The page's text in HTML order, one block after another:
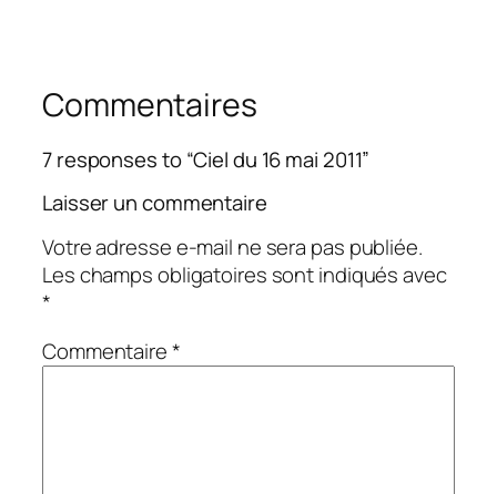
Commentaires
7 responses to “Ciel du 16 mai 2011”
Laisser un commentaire
Votre adresse e-mail ne sera pas publiée.
Les champs obligatoires sont indiqués avec
*
Commentaire*